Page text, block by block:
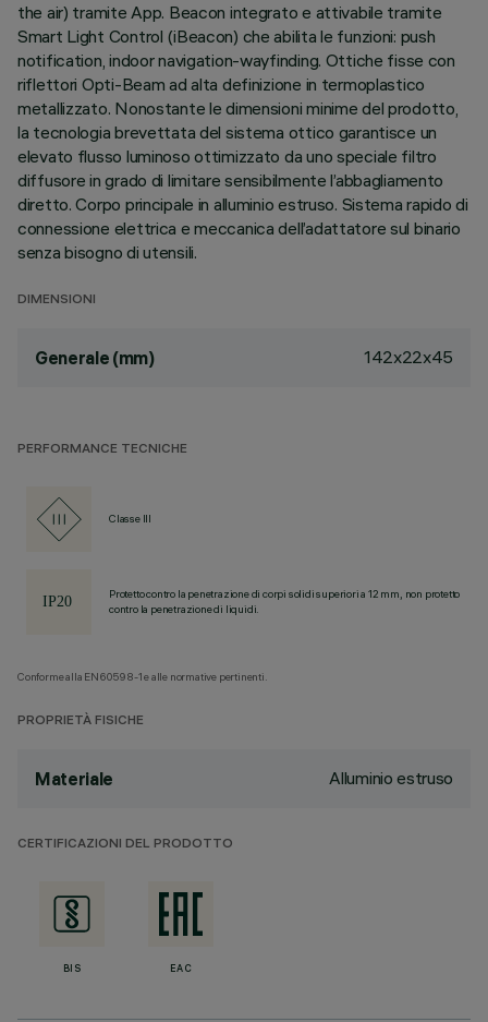
the air) tramite App. Beacon integrato e attivabile tramite
Smart Light Control (iBeacon) che abilita le funzioni: push
notification, indoor navigation-wayfinding. Ottiche fisse con
riflettori Opti-Beam ad alta definizione in termoplastico
metallizzato. Nonostante le dimensioni minime del prodotto,
la tecnologia brevettata del sistema ottico garantisce un
elevato flusso luminoso ottimizzato da uno speciale filtro
diffusore in grado di limitare sensibilmente l’abbagliamento
diretto. Corpo principale in alluminio estruso. Sistema rapido di
connessione elettrica e meccanica dell’adattatore sul binario
senza bisogno di utensili.
DIMENSIONI
Generale (mm) 142x22x45
PERFORMANCE TECNICHE
Classe III
Protetto contro la penetrazione di corpi solidi superiori a 12 mm, non protetto
contro la penetrazione di liquidi.
Conforme alla EN60598-1 e alle normative pertinenti.
PROPRIETÀ FISICHE
Materiale Alluminio estruso
CERTIFICAZIONI DEL PRODOTTO
BIS EAC